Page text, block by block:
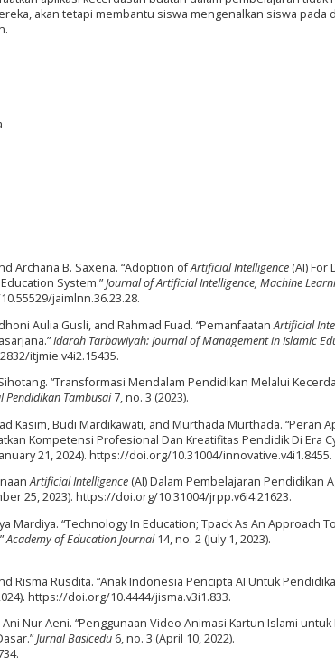
akan tetapi membantu siswa mengenalkan siswa pada
Archana B. Saxena. “Adoption ofArtificial Intelligence (AI)
System.”Journal of Artificial Intelligence, Machine
jaimlnn.36.23.28.
Aulia Gusli, and Rahmad Fuad. “PemanfaatanArtificial
Idarah Tarbawiyah: Journal of Management in Islamic
itjmie.v4i2.15435.
“Transformasi Mendalam Pendidikan Melalui
Pendidikan Tambusai7, no. 3 (2023).
Kasim, Budi Mardikawati, and Murthada Murthada. “Peran
Kompetensi Profesional Dan Kreatifitas Pendidik Di Era
21, 2024). https://doi.org/10.31004/innovative.v4i1.8455.
Artificial Intelligence (AI) Dalam Pembelajaran Pendidikan
25, 2023). https://doi.org/10.31004/jrpp.v6i4.21623.
Mardiya. “Technology In Education; Tpack As An Approach
Academy of Education Journal14, no. 2 (July 1, 2023).
Risma Rusdita. “Anak Indonesia Pencipta AI Untuk
https://doi.org/10.4444/jisma.v3i1.833.
Nur Aeni. “Penggunaan Video Animasi Kartun Islami
Jurnal Basicedu 6, no. 3 (April 10, 2022).